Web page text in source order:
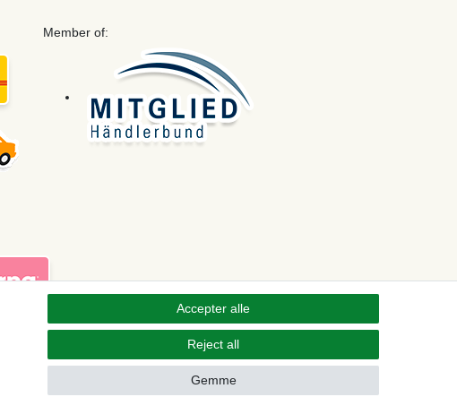
Member of:
Kontakt
Accepter alle
Reject all
Gemme